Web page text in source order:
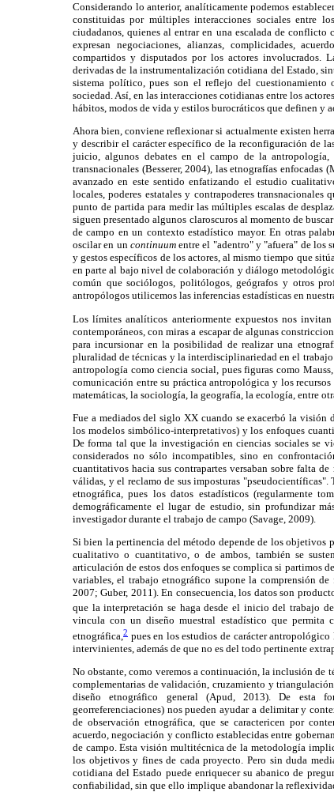
Considerando lo anterior, analíticamente podemos
constituidas por múltiples interacciones sociales entre
ciudadanos, quienes al entrar en una escalada de
expresan negociaciones, alianzas, complicidades,
compartidos y disputados por los actores involucrados.
derivadas de la instrumentalización cotidiana del Estado,
sistema político, pues son el reflejo del
sociedad. Así, en las interacciones cotidianas entre los
hábitos, modos de vida y estilos burocráticos que definen y
Ahora bien, conviene reflexionar si actualmente existen
y describir el carácter específico de la reconfiguración de
juicio, algunos debates en el campo de la
transnacionales (Besserer, 2004), las etnografías
avanzado en este sentido enfatizando el estudio
locales, poderes estatales y contrapoderes
punto de partida para medir las múltiples escalas de
siguen presentado algunos claroscuros al momento de
de campo en un contexto estadístico mayor. En otras
oscilar en un continuumentre el "adentro" y "afuera" de los
y gestos específicos de los actores, al mismo tiempo que
en parte al bajo nivel de colaboración y diálogo
común que sociólogos, politólogos, geógrafos y otros
antropólogos utilicemos las inferencias estadísticas en
Los límites analíticos anteriormente expuestos nos
contemporáneos, con miras a escapar de algunas
para incursionar en la posibilidad de realizar una
pluralidad de técnicas y la interdisciplinariedad en el
antropología como ciencia social, pues figuras como
comunicación entre su práctica antropológica y los
matemáticas, la sociología, la geografía, la ecología, entre
Fue a mediados del siglo XX cuando se exacerbó la
los modelos simbólico-interpretativos) y los enfoques
De forma tal que la investigación en ciencias sociales se
considerados no sólo incompatibles, sino en
cuantitativos hacia sus contrapartes versaban sobre falta
válidas, y el reclamo de sus imposturas
etnográfica, pues los datos estadísticos (regularmente
demográficamente el lugar de estudio, sin profundizar
investigador durante el trabajo de campo (Savage, 2009).
Si bien la pertinencia del método depende de los objetivos
cualitativo o cuantitativo, o de ambos, también se
articulación de estos dos enfoques se complica si partimos
variables, el trabajo etnográfico supone la comprensión
2007; Guber, 2011). En consecuencia, los datos son
que la interpretación se haga desde el inicio del trabajo
vincula con un diseño muestral estadístico que permita
etnográfica, 2 pues en los estudios de carácter
intervinientes, además de que no es del todo pertinente
No obstante, como veremos a continuación, la inclusión de
complementarias de validación, cruzamiento y
diseño etnográfico general (Apud, 2013). De esta
georreferenciaciones) nos pueden ayudar a delimitar y
de observación etnográfica, que se caractericen por
acuerdo, negociación y conflicto establecidas entre
de campo. Esta visión multitécnica de la metodología
los objetivos y fines de cada proyecto. Pero sin duda
cotidiana del Estado puede enriquecer su abanico de
confiabilidad, sin que ello implique abandonar la